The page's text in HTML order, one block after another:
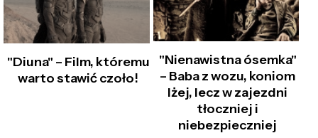
"Diuna" – Film, któremu
warto stawić czoło!
"Nienawistna ósemka"
– Baba z wozu, koniom
lżej, lecz w zajezdni
tłoczniej i
niebezpieczniej